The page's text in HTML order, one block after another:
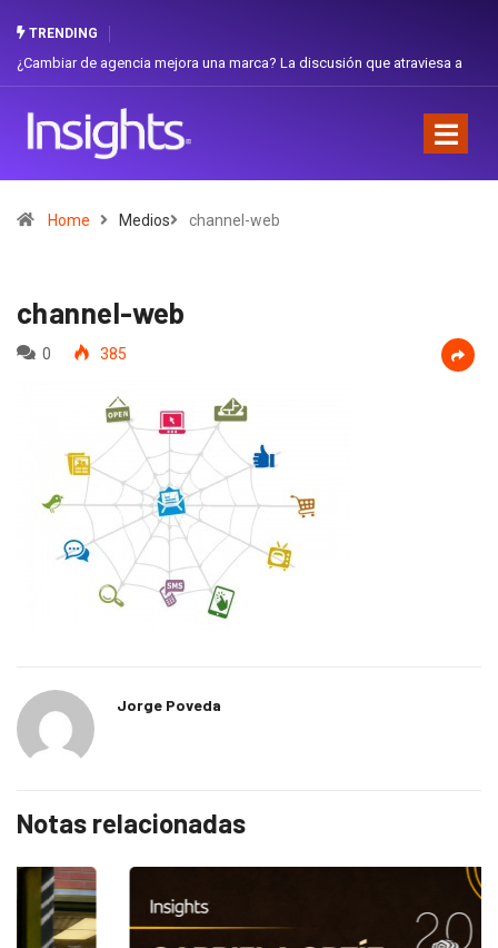
TRENDING
de agencia mejora una marca? La discusión que atraviesa a
Home Medios channel-web
channel-web
0 385
Jorge Poveda
Notas relacionadas